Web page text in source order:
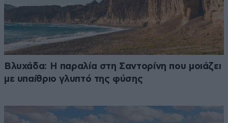
Βλυχάδα: Η παραλία στη Σαντορίνη που μοιάζει
με υπαίθριο γλυπτό της φύσης